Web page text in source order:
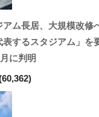
アム長居、大規模改修
表するスタジアム」を
に判明